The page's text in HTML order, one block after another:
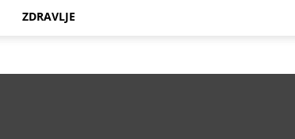
ZDRAVLJE